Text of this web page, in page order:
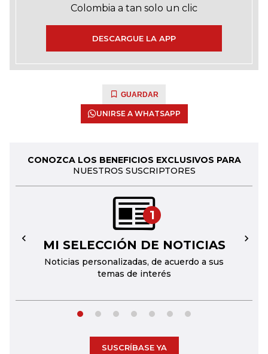
Colombia a tan solo un clic
DESCARGUE LA APP
GUARDAR
UNIRSE A WHATSAPP
CONOZCA LOS BENEFICIOS EXCLUSIVOS PARA
NUESTROS SUSCRIPTORES
1
MI SELECCIÓN DE NOTICIAS
Noticias personalizadas, de acuerdo a sus
temas de interés
← →
SUSCRÍBASE YA